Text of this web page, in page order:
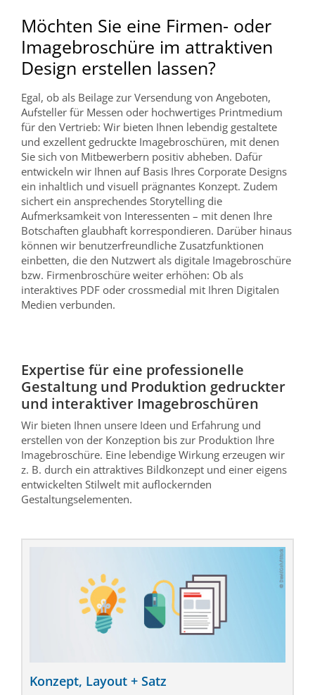
Möchten Sie eine Firmen- oder
Imagebroschüre im attraktiven
Design erstellen lassen?
Egal, ob als Beilage zur Versendung von Angeboten,
Aufsteller für Messen oder hochwertiges Printmedium
für den Vertrieb: Wir bieten Ihnen lebendig gestaltete
und exzellent gedruckte Imagebroschüren, mit denen
Sie sich von Mitbewerbern positiv abheben. Dafür
entwickeln wir Ihnen auf Basis Ihres Corporate Designs
ein inhaltlich und visuell prägnantes Konzept. Zudem
sichert ein ansprechendes Storytelling die
Aufmerksamkeit von Interessenten – mit denen Ihre
Botschaften glaubhaft korrespondieren. Darüber hinaus
können wir benutzerfreundliche Zusatzfunktionen
einbetten, die den Nutzwert als digitale Imagebroschüre
bzw. Firmenbroschüre weiter erhöhen: Ob als
interaktives PDF oder crossmedial mit Ihren Digitalen
Medien verbunden.
Expertise für eine professionelle
Gestaltung und Produktion gedruckter
und interaktiver Imagebroschüren
Wir bieten Ihnen unsere Ideen und Erfahrung und
erstellen von der Konzeption bis zur Produktion Ihre
Imagebroschüre. Eine lebendige Wirkung erzeugen wir
z. B. durch ein attraktives Bildkonzept und einer eigens
entwickelten Stilwelt mit auflockernden
Gestaltungselementen.
Konzept, Layout + Satz